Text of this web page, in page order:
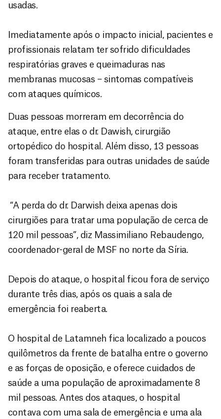
usadas.
Imediatamente após o impacto inicial, pacientes e
profissionais relatam ter sofrido dificuldades
respiratórias graves e queimaduras nas
membranas mucosas – sintomas compatíveis
com ataques químicos.
Duas pessoas morreram em decorrência do
ataque, entre elas o dr. Dawish, cirurgião
ortopédico do hospital. Além disso, 13 pessoas
foram transferidas para outras unidades de saúde
para receber tratamento.
“A perda do dr. Darwish deixa apenas dois
cirurgiões para tratar uma população de cerca de
120 mil pessoas”, diz Massimiliano Rebaudengo,
coordenador-geral de MSF no norte da Síria.
Depois do ataque, o hospital ficou fora de serviço
durante três dias, após os quais a sala de
emergência foi reaberta.
O hospital de Latamneh fica localizado a poucos
quilômetros da frente de batalha entre o governo
e as forças de oposição, e oferece cuidados de
saúde a uma população de aproximadamente 8
mil pessoas. Antes dos ataques, o hospital
contava com uma sala de emergência e uma ala